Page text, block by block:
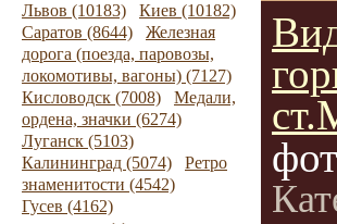
Львов (10183)
Киев (10182)
Саратов (8644)
Железная
дорога (поезда, паровозы,
локомотивы, вагоны) (7127)
Кисловодск (7008)
Медали,
ордена, значки (6274)
Луганск (5103)
Калининград (5074)
Ретро
знаменитости (4542)
Гусев (4162)